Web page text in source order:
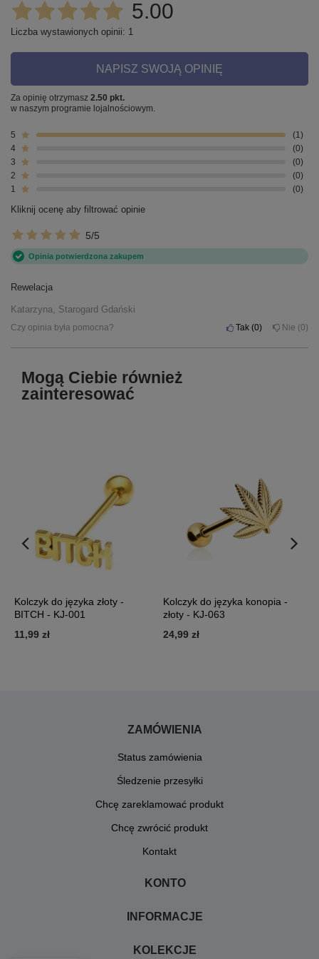
5.00
Liczba wystawionych opinii: 1
NAPISZ SWOJĄ OPINIĘ
Za opinię otrzymasz 2.50 pkt.
w naszym programie lojalnościowym.
5
1
4
0
3
0
2
0
1
0
Kliknij ocenę aby filtrować opinie
5/5
Opinia potwierdzona zakupem
Rewelacja
Katarzyna, Starogard Gdański
Czy opinia była pomocna? Tak 0 Nie 0
Mogą Ciebie również
zainteresować
Kolczyk do języka złoty -
BITCH - KJ-001
11,99 zł
Kolczyk do języka konopia -
złoty - KJ-063
24,99 zł
ZAMÓWIENIA
Status zamówienia
Śledzenie przesyłki
Chcę zareklamować produkt
Chcę zwrócić produkt
Kontakt
KONTO
INFORMACJE
KOLEKCJE